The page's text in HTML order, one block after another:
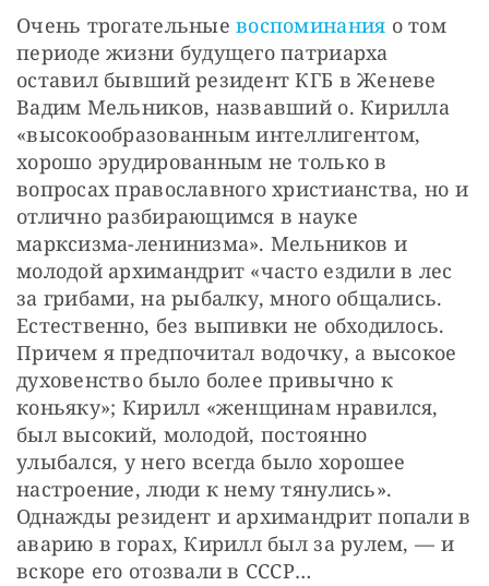
Очень трогательные воспоминания о том
периоде жизни будущего патриарха
оставил бывший резидент КГБ в Женеве
Вадим Мельников, назвавший о. Кирилла
«высокообразованным интеллигентом,
хорошо эрудированным не только в
вопросах православного христианства, но и
отлично разбирающимся в науке
марксизма-ленинизма». Мельников и
молодой архимандрит «часто ездили в лес
за грибами, на рыбалку, много общались.
Естественно, без выпивки не обходилось.
Причем я предпочитал водочку, а высокое
духовенство было более привычно к
коньяку»; Кирилл «женщинам нравился,
был высокий, молодой, постоянно
улыбался, у него всегда было хорошее
настроение, люди к нему тянулись».
Однажды резидент и архимандрит попали в
аварию в горах, Кирилл был за рулем, — и
вскоре его отозвали в СССР…